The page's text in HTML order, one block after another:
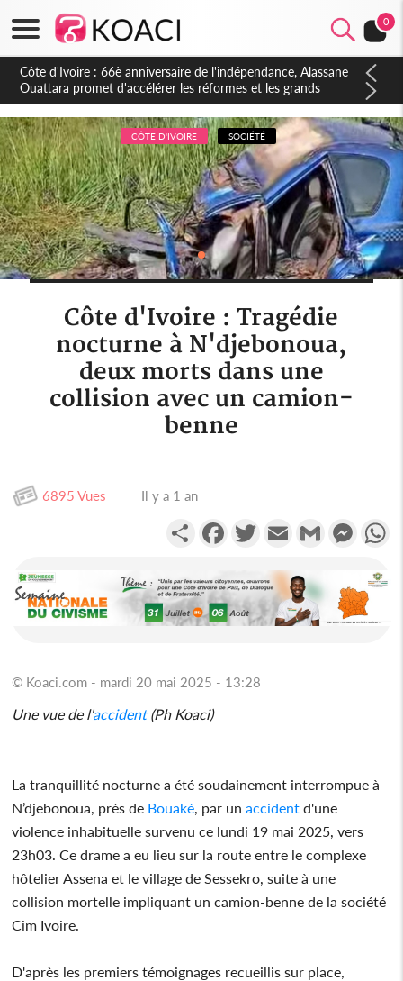
0
Côte d'Ivoire : À Abidjan, Amadou Oury Bah admire le modèle
ivoirien et veut s'en inspirer pour accélérer le développement
de la Guinée
CÔTE D'IVOIRE SOCIÉTÉ
Côte d'Ivoire : Tragédie
nocturne à N'djebonoua,
deux morts dans une
collision avec un camion-
benne
6895 Vues Il y a 1 an
PartagerFacebookTwitterEmail Gmail
© Koaci.com - mardi 20 mai 2025 - 13:28
Une vue de l'accident(Ph Koaci)
La tranquillité nocturne a été soudainement interrompue à
N’djebonoua, près de Bouaké, par unaccident d'une
violence inhabituelle survenu ce lundi 19 mai 2025, vers
23h03. Ce drame a eu lieu sur la route entre le complexe
hôtelier Assena et le village de Sessekro, suite à une
collision mortelle impliquant un camion-benne de la société
Cim Ivoire.
D'après les premiers témoignages recueillis sur place,